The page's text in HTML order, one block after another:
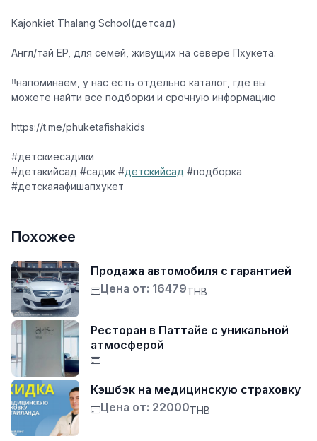
Kajonkiet Thalang School(детсад)
Англ/тай EP, для семей, живущих на севере Пхукета.
‼️напоминаем, у нас есть отдельно каталог, где вы
можете найти все подборки и срочную информацию
https://t.me/phuketafishakids
#детскиесадики
#детакийсад #садик #детскийсад #подборка
#детскаяафишапхукет
Похожее
Продажа автомобиля с гарантией
Цена от: 16479THB
Ресторан в Паттайе с уникальной
атмосферой
Кэшбэк на медицинскую страховку
Цена от: 22000THB